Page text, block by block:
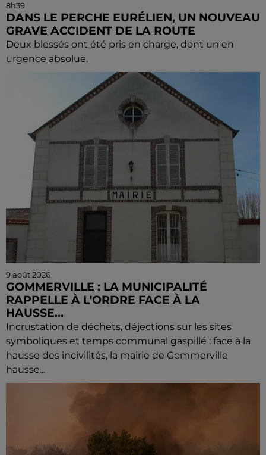
8h39
DANS LE PERCHE EURÉLIEN, UN NOUVEAU
GRAVE ACCIDENT DE LA ROUTE
Deux blessés ont été pris en charge, dont un en
urgence absolue.
9 août 2026
GOMMERVILLE : LA MUNICIPALITÉ
RAPPELLE À L'ORDRE FACE À LA
HAUSSE...
Incrustation de déchets, déjections sur les sites
symboliques et temps communal gaspillé : face à la
hausse des incivilités, la mairie de Gommerville
hausse...